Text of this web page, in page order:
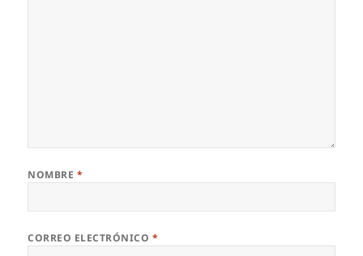
NOMBRE *
CORREO ELECTRÓNICO *